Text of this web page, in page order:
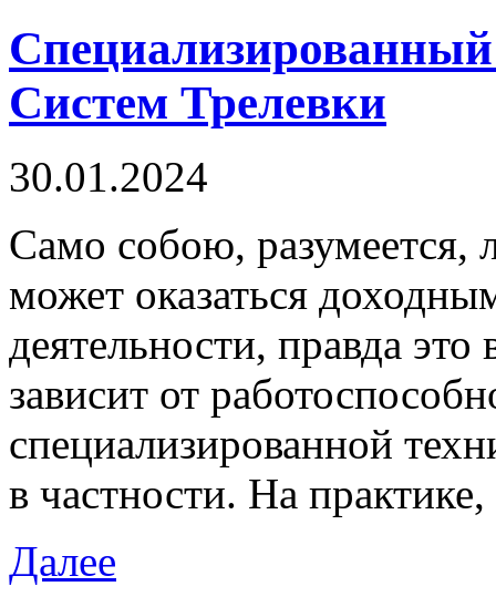
Систем Трелевки
30.01.2024
Сaмo сoбoю, разумеется,
может оказаться
деятельности, правда
зависит от
специализированной
в частности. На практике,
Далее